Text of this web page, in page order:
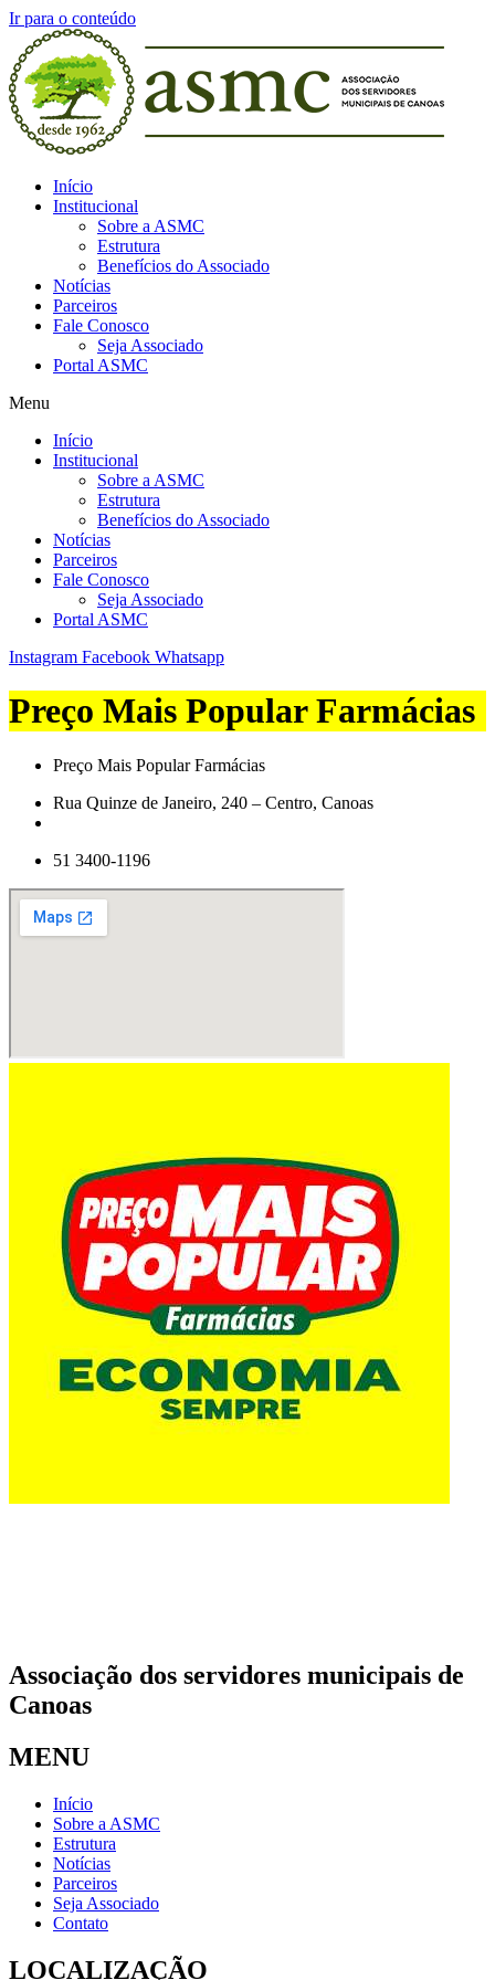
Ir para o conteúdo
Início
Institucional
Sobre a ASMC
Estrutura
Benefícios do Associado
Notícias
Parceiros
Fale Conosco
Seja Associado
Portal ASMC
Menu
Início
Institucional
Sobre a ASMC
Estrutura
Benefícios do Associado
Notícias
Parceiros
Fale Conosco
Seja Associado
Portal ASMC
Instagram Facebook Whatsapp
Preço Mais Popular Farmácias
Preço Mais Popular Farmácias
Rua Quinze de Janeiro, 240 – Centro, Canoas
51 3400-1196
Associação dos servidores municipais de
Canoas
MENU
Início
Sobre a ASMC
Estrutura
Notícias
Parceiros
Seja Associado
Contato
LOCALIZAÇÃO